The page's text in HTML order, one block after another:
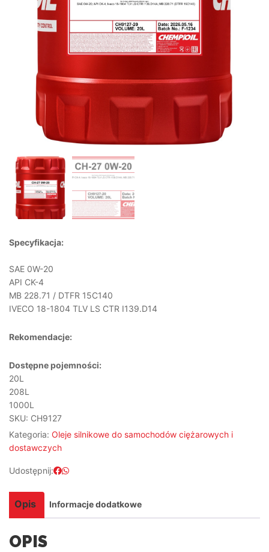
Specyfikacja:
SAE 0W-20
API CK-4
MB 228.71 / DTFR 15C140
IVECO 18-1804 TLV LS CTR I139.D14
Rekomendacje:
Dostępne pojemności:
20L
208L
1000L
SKU: CH9127
Kategoria: Oleje silnikowe do samochodów ciężarowych i
dostawczych
Udostępnij:
Opis Informacje dodatkowe
OPIS